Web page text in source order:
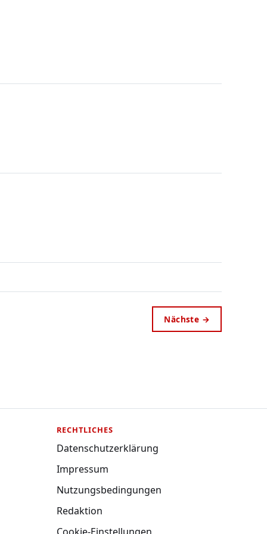
Nächste →
RECHTLICHES
Datenschutzerklärung
Impressum
Nutzungsbedingungen
Redaktion